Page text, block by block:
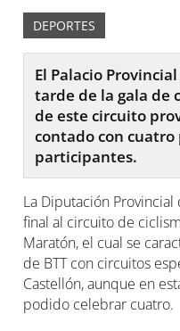
DEPORTES
El Palacio
tarde de la gala de
de este circuito
contado con cuatro
participantes.
La Diputación
final al circuito de
Maratón, el cual se
de BTT con circuitos
Castellón, aunque en
podido celebrar cuatro.